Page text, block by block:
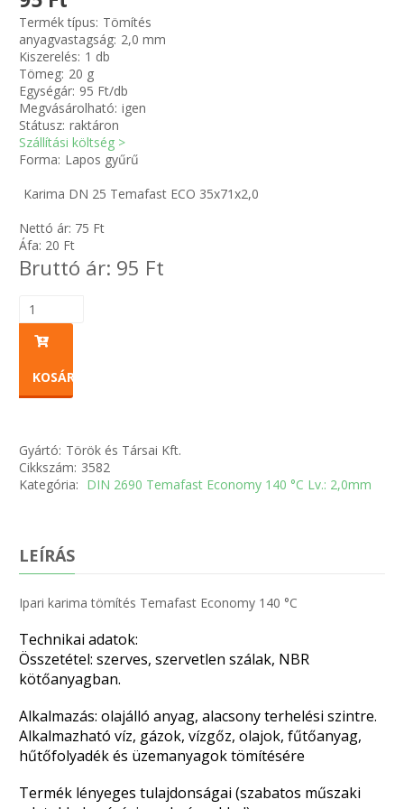
Zsinór Körszelvényű tömítőzsinórok
SIMÍTÓZÁRAS TASAK
TÖMLŐBILINCS
Termék típus: Tömítés
anyagvastagság: 2,0 mm
Kiszerelés: 1 db
Tömeg: 20 g
Egységár: 95 Ft/db
Megvásárolható: igen
Státusz: raktáron
Szállítási költség >
Forma: Lapos gyűrű
Karima DN 25 Temafast ECO 35x71x2,0
Nettó ár: 75 Ft
Áfa: 20 Ft
Bruttó ár: 95 Ft
KOSÁRBA
Gyártó: Török és Társai Kft.
Cikkszám: 3582
Kategória: DIN 2690 Temafast Economy 140 °C Lv.: 2,0mm
LEÍRÁS
Ipari karima tömítés Temafast Economy 140 °C
Technikai adatok:
Összetétel: szerves, szervetlen szálak, NBR
kötőanyagban.
Alkalmazás: olajálló anyag, alacsony terhelési szintre.
Alkalmazható víz, gázok, vízgőz, olajok, fűtőanyag,
hűtőfolyadék és üzemanyagok tömítésére
Termék lényeges tulajdonságai (szabatos műszaki